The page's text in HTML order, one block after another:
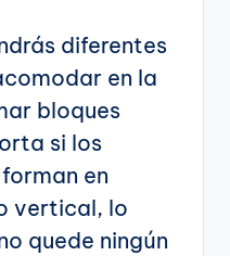
diferentes
en la
bloques
si los
en
vertical, lo
quede ningún